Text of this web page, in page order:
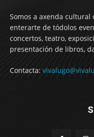
Somos a axenda
enterarte de tódolos
concertos, teatro,
presentación de libros,
Contacta: